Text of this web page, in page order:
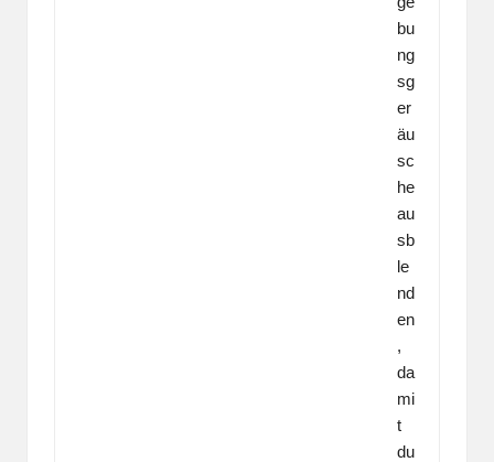
bu
ng
sg
er
äu
sc
he
au
sb
le
nd
en
,
da
mi
t
du